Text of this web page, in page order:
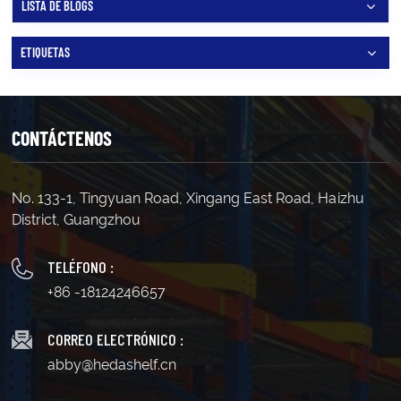
LISTA DE BLOGS
ETIQUETAS
CONTÁCTENOS
No. 133-1, Tingyuan Road, Xingang East Road, Haizhu
District, Guangzhou
TELÉFONO :
+86 -18124246657
CORREO ELECTRÓNICO :
abby@hedashelf.cn